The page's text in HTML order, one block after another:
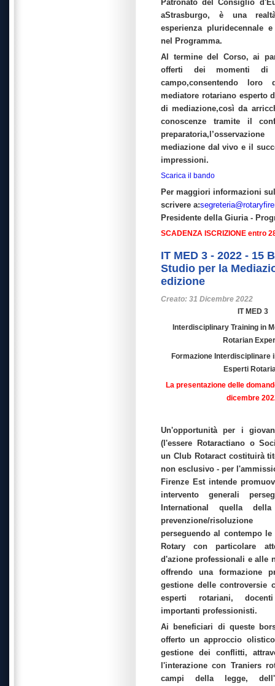
Patronato del Consiglio
aStrasburgo, è una
esperienza pluridecennale
nel Programma.
Al termine del Corso, ai
offerti dei momenti di
campo,consentendo
mediatore rotariano esperto
di mediazione,così da
conoscenze tramite il
mediazione dal vivo e il
impressioni.
Scarica il bando
Per maggiori informazioni
scrivere a:
Presidente della Giuria -
SCADENZA ISCRIZIONE entro
IT MED 3 - 2022 - 15
Studio per la
edizione
Creato: 31 Dicembre 2022
IT MED 3
Interdisciplinary Training in
Rotarian
Formazione Interdisciplinare
Esperti
La presentazione delle
dicembre
Un'opportunità per i
(l'essere Rotaractiano o
un Club Rotaract costituirà
non esclusivo - per
Firenze Est intende
intervento generali
International quella
prevenzione/
perseguendo al contempo
Rotary con particolare
d'azione professionali e alle
offrendo una formazione
gestione delle controversie
esperti rotariani,
importanti professionisti.
Ai beneficiari di queste
offerto un approccio
gestione dei conflitti,
l'interazione con Traniers
campi della legge,